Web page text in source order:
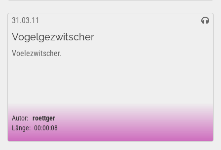
31.03.11
Vogelgezwitscher
Voelezwitscher.
Autor: roettger
Länge: 00:00:08